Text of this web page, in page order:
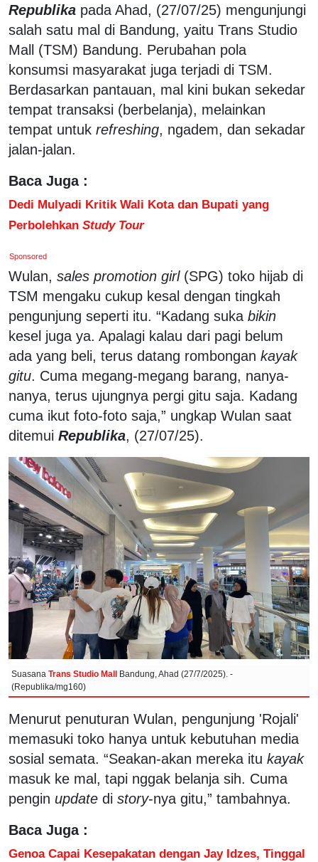
Republika pada Ahad, (27/07/25) mengunjungi
salah satu mal di Bandung, yaitu Trans Studio
Mall (TSM) Bandung. Perubahan pola
konsumsi masyarakat juga terjadi di TSM.
Berdasarkan pantauan, mal kini bukan sekedar
tempat transaksi (berbelanja), melainkan
tempat untuk refreshing, ngadem, dan sekadar
jalan-jalan.
Baca Juga :
Dedi Mulyadi Kritik Wali Kota dan Bupati yang
Perbolehkan Study Tour
Sponsored
Wulan, sales promotion girl(SPG) toko hijab di
TSM mengaku cukup kesal dengan tingkah
pengunjung seperti itu. “Kadang suka bikin
kesel juga ya. Apalagi kalau dari pagi belum
ada yang beli, terus datang rombongan kayak
gitu. Cuma megang-megang barang, nanya-
nanya, terus ujungnya pergi gitu saja. Kadang
cuma ikut foto-foto saja,” ungkap Wulan saat
ditemui Republika, (27/07/25).
Suasana Trans Studio Mall
Bandung, Ahad (27/7/2025). -
(Republika/mg160)
Menurut penuturan Wulan, pengunjung 'Rojali'
memasuki toko hanya untuk kebutuhan media
sosial semata. “Seakan-akan mereka itu kayak
masuk ke mal, tapi nggak belanja sih. Cuma
pengin update di story-nya gitu,” tambahnya.
Baca Juga :
Genoa Capai Kesepakatan dengan Jay Idzes, Tinggal